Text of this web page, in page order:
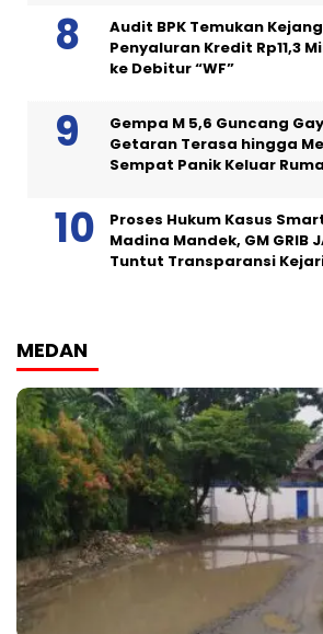
Audit BPK Temukan
Penyaluran Kredit Rp11,3
ke Debitur “WF”
Gempa M 5,6 Guncang
Getaran Terasa hingga
Sempat Panik Keluar
Proses Hukum Kasus
Madina Mandek, GM GRIB
Tuntut Transparansi
MEDAN